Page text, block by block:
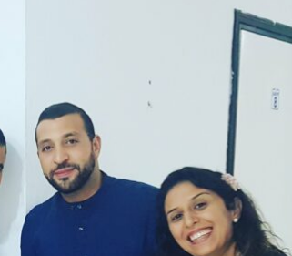
CHARGE
Stress après
comment
9 JANVIER